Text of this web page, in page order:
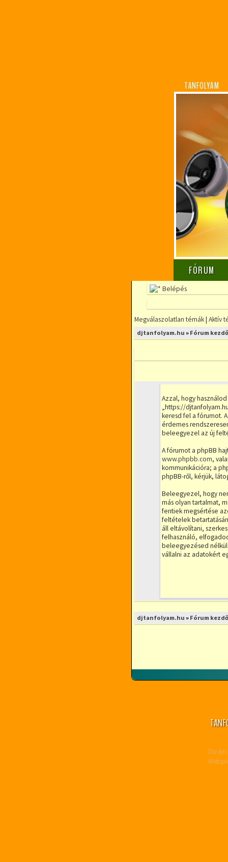
TANFOLYAM
FÓRUM
Belépés
Megválaszolatlan témák| Aktív
djtanfolyam.hu » Fórum
Azzal, hogy használod
„https://
keresd fel a fórumot.
érdemes
beleegyezel az új
A fórumot a phpBB
www.phpbb.com,
kommunikációra; a
phpBB-ről, kérjük,
Beleegyezel, hogy
más olyan tartalmat,
fentiek megsértése
feltételek
áll eltávolítani,
felhasználó,
beleegyezésed
vállalni az adatokért
djtanfolyam.hu » Fórum